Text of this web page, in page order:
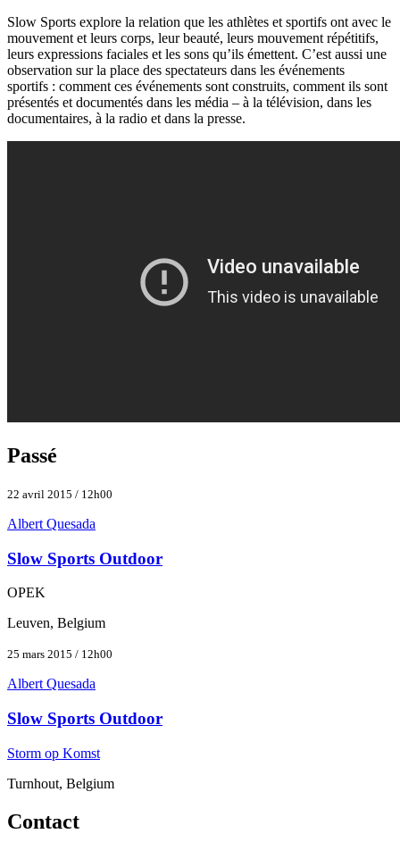
Slow Sports explore la relation que les athlètes et sportifs ont avec le
mouvement et leurs corps, leur beauté, leurs mouvement répétitifs,
leurs expressions faciales et les sons qu’ils émettent. C’est aussi une
observation sur la place des spectateurs dans les événements
sportifs : comment ces événements sont construits, comment ils sont
présentés et documentés dans les média – à la télévision, dans les
documentaires, à la radio et dans la presse.
Passé
22 avril 2015 / 12h00
Albert Quesada
Slow Sports Outdoor
OPEK
Leuven, Belgium
25 mars 2015 / 12h00
Albert Quesada
Slow Sports Outdoor
Storm op Komst
Turnhout, Belgium
Contact